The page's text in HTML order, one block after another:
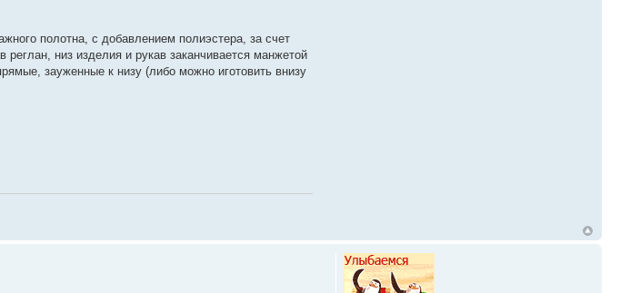
полотна, с добавлением полиэстера, за счет
низ изделия и рукав заканчивается манжетой
зауженные к низу (либо можно иготовить внизу